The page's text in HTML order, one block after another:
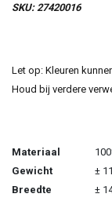
SKU: 27420016
Let op: Kleuren
Houd bij verdere
Materiaal
Gewicht
±
Breedte
±